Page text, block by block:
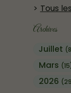
Tous
Archives
Juillet
Mars
2026